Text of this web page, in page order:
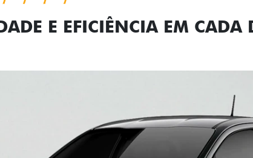
E EFICIÊNCIA EM CADA